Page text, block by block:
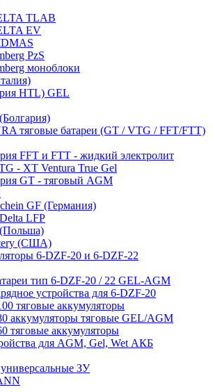
TLAB
EV
PzS
моноблоки
HTL) GEL
тяговые батареи (GT / VTG / FFT/FTT)
FFT и FTT - жидкий электролит
- XT Ventura True Gel
GT - тяговый AGM
GF (Германия)
LFP
(США)
6-DZF-20 и 6-DZF-22
тип 6-DZF-20 / 22 GEL-AGM
устройства для 6-DZF-20
тяговые аккумуляторы
аккумуляторы тяговые GEL/AGM
тяговые аккумуляторы
для AGM, Gel, Wet АКБ
ЗУ